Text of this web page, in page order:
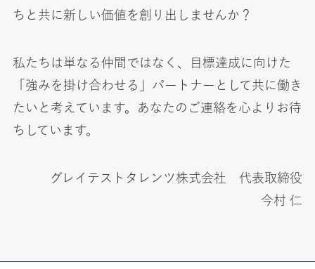
ちと共に新しい価値を創り出しませんか？
私たちは単なる仲間ではなく、目標達成に向けた
「強みを掛け合わせる」パートナーとして共に働き
たいと考えています。あなたのご連絡を心よりお待
ちしています。
グレイテストタレンツ株式会社 代表取締役
今村 仁